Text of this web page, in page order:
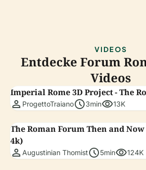
VIDEOS
Entdecke Forum
Videos
Imperial Rome 3D Project - The
person ProgettoTraianoschedule3minvisibility13K
The Roman Forum Then and
4k)
person Augustinian Thomistschedule5minvisibility124K